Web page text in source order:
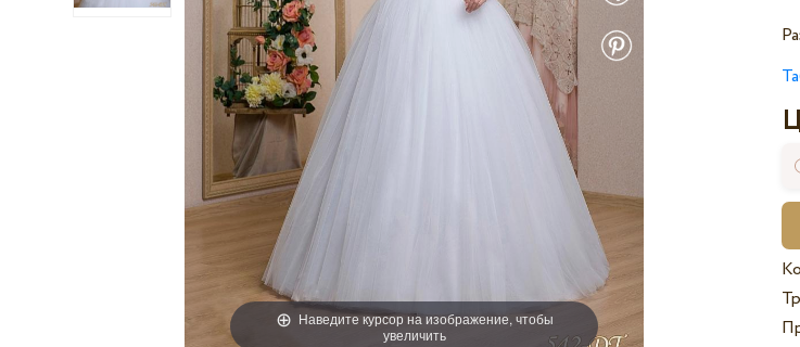
Наведите курсор на изображение, чтобы
увеличить